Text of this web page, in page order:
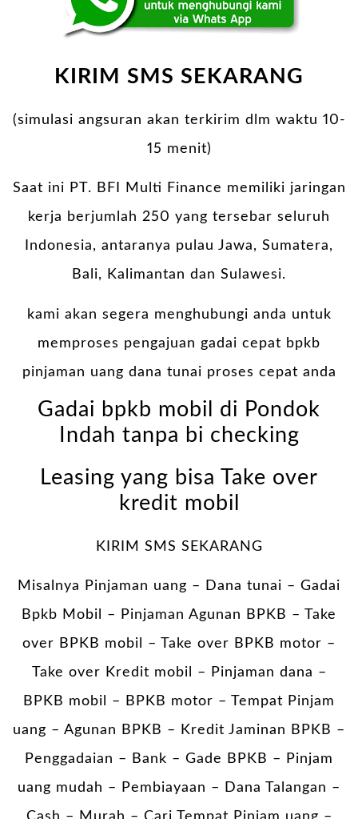
KIRIM SMS SEKARANG
(simulasi angsuran akan terkirim dlm waktu 10-
15 menit)
Saat ini PT. BFI Multi Finance memiliki jaringan
kerja berjumlah 250 yang tersebar seluruh
Indonesia, antaranya pulau Jawa, Sumatera,
Bali, Kalimantan dan Sulawesi.
kami akan segera menghubungi anda untuk
memproses pengajuan gadai cepat bpkb
pinjaman uang dana tunai proses cepat anda
Gadai bpkb mobil di Pondok
Indah tanpa bi checking
Leasing yang bisa Take over
kredit mobil
KIRIM SMS SEKARANG
Misalnya Pinjaman uang – Dana tunai – Gadai
Bpkb Mobil
– Pinjaman Agunan BPKB – Take
over BPKB mobil – Take over BPKB motor –
Take over Kredit mobil – Pinjaman dana –
BPKB mobil – BPKB motor – Tempat Pinjam
uang – Agunan BPKB – Kredit Jaminan BPKB –
Penggadaian – Bank – Gade BPKB – Pinjam
uang mudah – Pembiayaan – Dana Talangan –